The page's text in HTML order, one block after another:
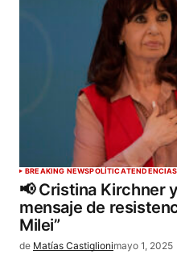
BREAKING NEWSPOLÍTICATENDENCIAS
📢 Cristina Kirchner
mensaje de
Milei”
de Matías Castiglionimayo 1, 2025